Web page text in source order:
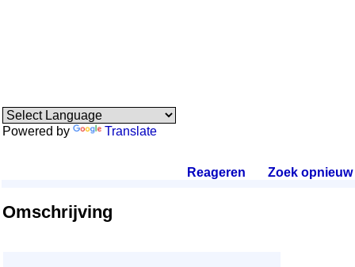
Powered by Translate
Reageren Zoek opnieuw.
Omschrijving